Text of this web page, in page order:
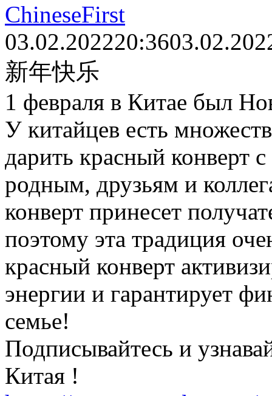
ChineseFirst
03.02.202220:36
新年快乐
1 февраля в Китае был
У китайцев есть
дарить красный конверт
родным, друзьям и
конверт принесет
поэтому эта традиция
красный конверт
энергии и гарантирует
семье!
Подписывайтесь и
Китая !